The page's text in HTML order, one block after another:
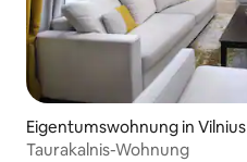
Eigentumswohnung in Vilnius
Taurakalnis-Wohnung